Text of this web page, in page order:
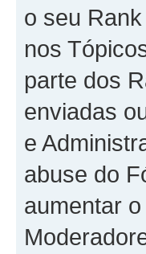
o seu
nos
parte dos
enviadas
e
abuse do
aumentar